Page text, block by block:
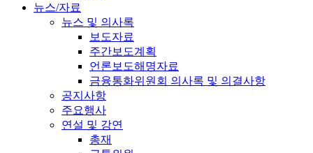
뉴스/자료
뉴스 및 의사록
보도자료
주간보도계획
언론보도해명자료
금융통화위원회 의사록 및 의결사항
공지사항
주요행사
연설 및 강연
총재